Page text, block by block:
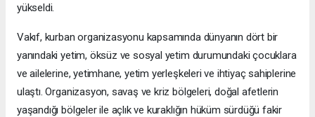
yükseldi.
Vakıf, kurban organizasyonu kapsamında dünyanın dört bir
yanındaki yetim, öksüz ve sosyal yetim durumundaki çocuklara
ve ailelerine, yetimhane, yetim yerleşkeleri ve ihtiyaç sahiplerine
ulaştı. Organizasyon, savaş ve kriz bölgeleri, doğal afetlerin
yaşandığı bölgeler ile açlık ve kuraklığın hüküm sürdüğü fakir